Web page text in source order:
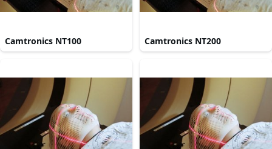
Camtronics NT100 Camtronics NT200